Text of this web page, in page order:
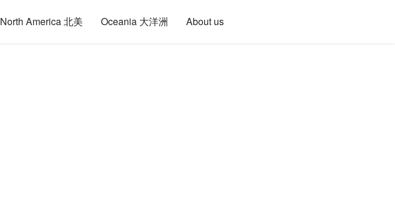
North America 北美 Oceania 大洋洲 About us